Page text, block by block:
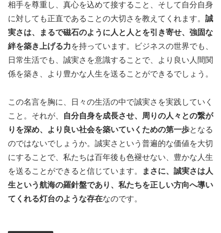
相手を尊重し、真心を込めて接すること、そして自分自身
に対しても正直であることの大切さを教えてくれます。 誠
実さは、まるで磁石のように人と人とを引き寄せ、強固な
絆を築き上げる力を持っています。ビジネスの世界でも、
日常生活でも、誠実さを意識することで、より良い人間関
係を築き、より豊かな人生を送ることができるでしょう。
この名言を胸に、日々の生活の中で誠実さを実践していく
こと。それが、
自分自身を成長させ、周りの人々との繋が
りを深め、より良い社会を築いていくための第一歩となる
のではないでしょうか。誠実さという普遍的な価値を大切
にすることで、私たちは百年後も色褪せない、豊かな人生
を送ることができると信じています。
まさに、誠実さは人
生という航海の羅針盤であり、私たちを正しい方向へ導い
てくれる灯台のような存在なのです。